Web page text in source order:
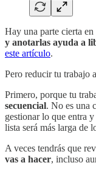
Hay una parte cierta en
y anotarlas ayuda a
este artículo.
Pero reducir tu trabajo
Primero, porque tu
secuencial. No es una
gestionar lo que entra
lista será más larga de
A veces tendrás que
vas a hacer, incluso